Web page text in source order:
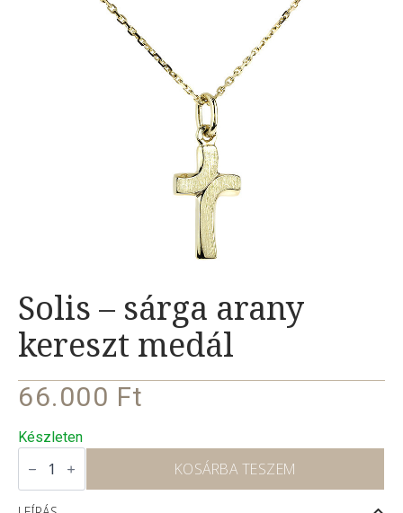
Solis – sárga arany
kereszt medál
66.000 Ft
Készleten
Solis
arany
KOSÁRBA TESZEM